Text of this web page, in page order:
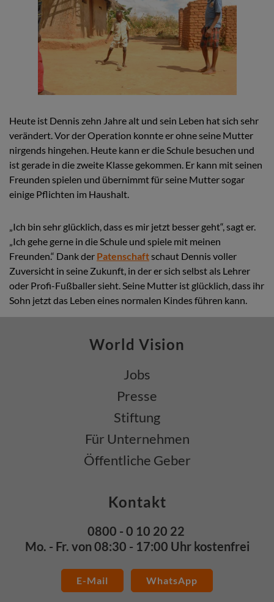
Heute ist Dennis zehn Jahre alt und sein Leben hat sich sehr
verändert. Vor der Operation konnte er ohne seine Mutter
nirgends hingehen. Heute kann er die Schule besuchen und
ist gerade in die zweite Klasse gekommen. Er kann mit seinen
Freunden spielen und übernimmt für seine Mutter sogar
einige Pflichten im Haushalt.
„Ich bin sehr glücklich, dass es mir jetzt besser geht“, sagt er.
„Ich gehe gerne in die Schule und spiele mit meinen
Freunden.“ Dank der Patenschaftschaut Dennis voller
Zuversicht in seine Zukunft, in der er sich selbst als Lehrer
oder Profi-Fußballer sieht. Seine Mutter ist glücklich, dass ihr
Sohn jetzt das Leben eines normalen Kindes führen kann.
World Vision
Jobs
Presse
Stiftung
Für Unternehmen
Öffentliche Geber
Kontakt
0800 - 0 10 20 22
Mo. - Fr. von 08:30 - 17:00 Uhr kostenfrei
E-Mail WhatsApp